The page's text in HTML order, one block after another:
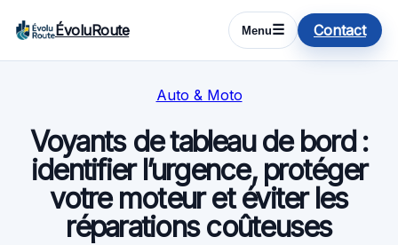
ÉvoluRoute Menu☰ Contact
Auto & Moto
Voyants de tableau de bord :
identifier l’urgence, protéger
votre moteur et éviter les
réparations coûteuses